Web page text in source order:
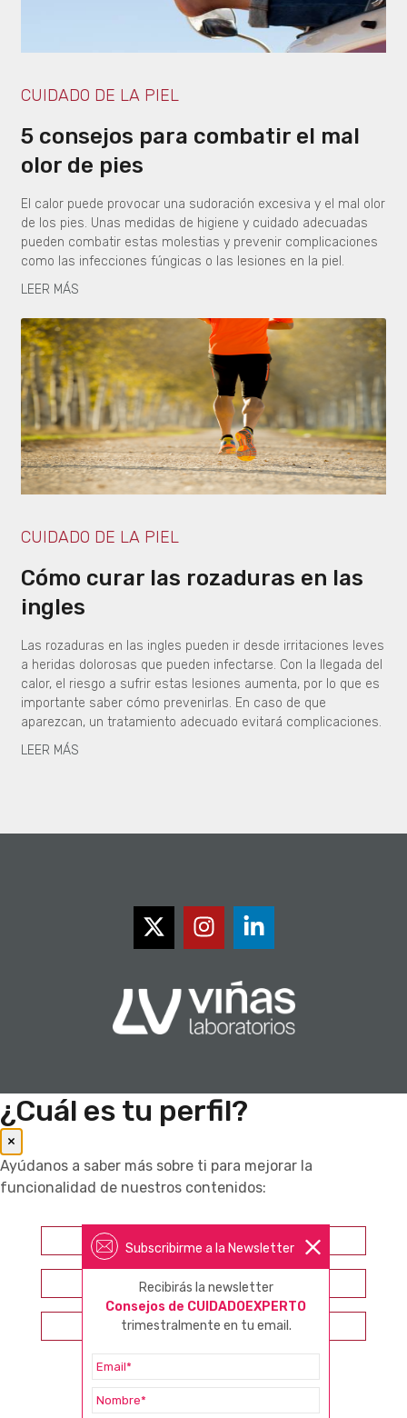
CUIDADO DE LA PIEL
5 consejos para combatir el mal
olor de pies
El calor puede provocar una sudoración excesiva y el mal olor
de los pies. Unas medidas de higiene y cuidado adecuadas
pueden combatir estas molestias y prevenir complicaciones
como las infecciones fúngicas o las lesiones en la piel.
LEER MÁS
CUIDADO DE LA PIEL
Cómo curar las rozaduras en las
ingles
Las rozaduras en las ingles pueden ir desde irritaciones leves
a heridas dolorosas que pueden infectarse. Con la llegada del
calor, el riesgo a sufrir estas lesiones aumenta, por lo que es
importante saber cómo prevenirlas. En caso de que
aparezcan, un tratamiento adecuado evitará complicaciones.
LEER MÁS
Subscribirme a la Newsletter
Recibirás la newsletter
Consejos de CUIDADOEXPERTO
trimestralmente en tu email.
¿Cuál es tu perfil?
×
Ayúdanos a saber más sobre ti para mejorar la
funcionalidad de nuestros contenidos:
Farmacéutico
Otros profesionales sanitarios
Consumidor